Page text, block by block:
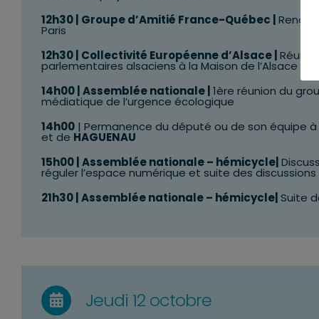
12h30 | Groupe d’Amitié France-Québec |
Paris
12h30 | Collectivité Européenne d’Alsace |
parlementaires alsaciens à la Maison de l’Alsace
14h00 | Assemblée nationale | 1ère réunion du
médiatique de l’urgence écologique
14h00| Permanence du député ou de son équipe
et de HAGUENAU
15h00| Assemblée nationale – hémicycle|
réguler l’espace numérique et suite des discussions
21h30| Assemblée nationale – hémicycle| Suite
Jeudi 12 octobre